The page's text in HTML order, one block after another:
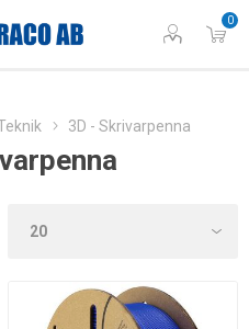
0
3D - Skrivarpenna